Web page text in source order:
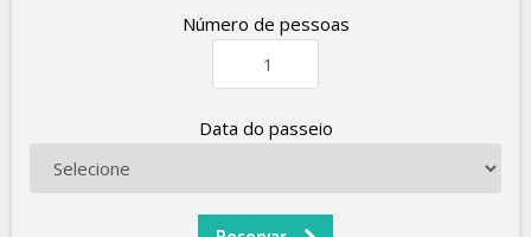
Número de pessoas
Data do passeio